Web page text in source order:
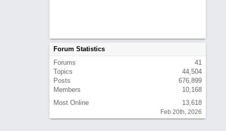
Forum Statistics
Forums
41
Topics
44,504
Posts
676,899
Members
10,168
Most Online
13,618
Feb 20th, 2026